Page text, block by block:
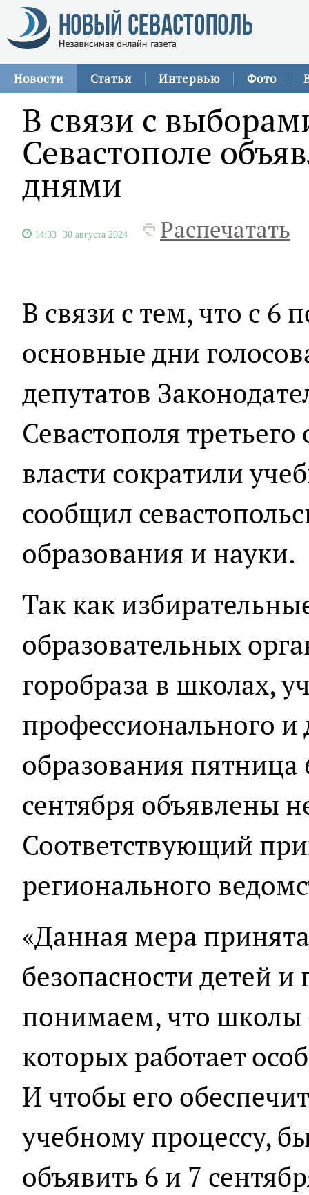
Новости Статьи Интервью Фото
В связи с
Севастополе
днями
14:33 30 августа 2024 Распечатать
В связи с тем, что с 6
основные дни
депутатов
Севастополя
власти сократили
сообщил
образования и науки.
Так как
образовательных
горобраза в школах,
профессионального и
образования пятница
сентября объявлены
Соответствующий
регионального
«Данная мера
безопасности детей
понимаем, что школы
которых работает
И чтобы его
учебному процессу,
объявить 6 и 7